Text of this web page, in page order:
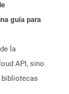
guía para
la
API, sino
bibliotecas